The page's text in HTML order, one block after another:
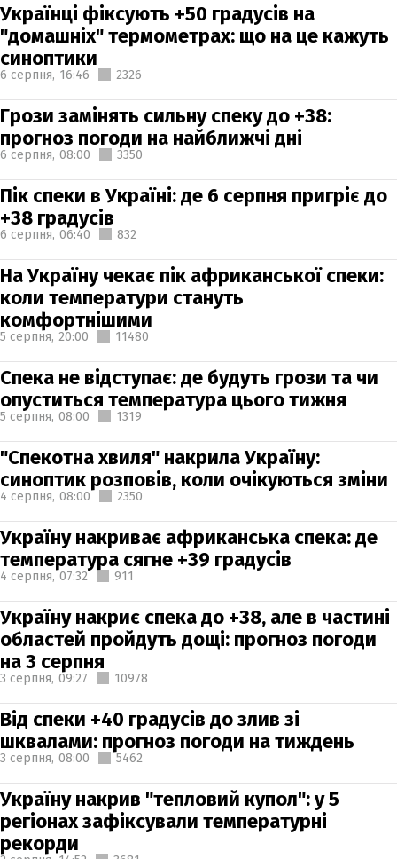
Українці фіксують +50 градусів на
"домашніх" термометрах: що на це кажуть
синоптики
6 серпня, 16:46 2326
Грози замінять сильну спеку до +38:
прогноз погоди на найближчі дні
6 серпня, 08:00 3350
Пік спеки в Україні: де 6 серпня пригріє до
+38 градусів
6 серпня, 06:40 832
На Україну чекає пік африканської спеки:
коли температури стануть
комфортнішими
5 серпня, 20:00 11480
Спека не відступає: де будуть грози та чи
опуститься температура цього тижня
5 серпня, 08:00 1319
"Спекотна хвиля" накрила Україну:
синоптик розповів, коли очікуються зміни
4 серпня, 08:00 2350
Україну накриває африканська спека: де
температура сягне +39 градусів
4 серпня, 07:32 911
Україну накриє спека до +38, але в частині
областей пройдуть дощі: прогноз погоди
на 3 серпня
3 серпня, 09:27 10978
Від спеки +40 градусів до злив зі
шквалами: прогноз погоди на тиждень
3 серпня, 08:00 5462
Україну накрив "тепловий купол": у 5
регіонах зафіксували температурні
рекорди